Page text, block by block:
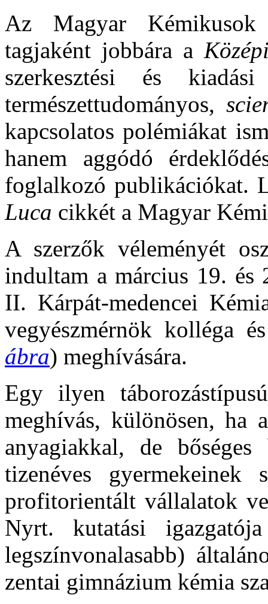
Az Magyar Kémikusok
tagjaként jobbára a
szerkesztési és
természettudományos,
kapcsolatos polémiákat
hanem aggódó
foglalkozó publikációkat.
Luca cikkét a Magyar
A szerzők véleményét
indultam a március 19. és
II. Kárpát-medencei
vegyészmérnök kolléga
ábra) meghívására.
Egy ilyen
meghívás, különösen, ha
anyagiakkal, de
tizenéves
profitorientált vállalatok
Nyrt. kutatási
legszínvonalasabb)
zentai gimnázium kémia